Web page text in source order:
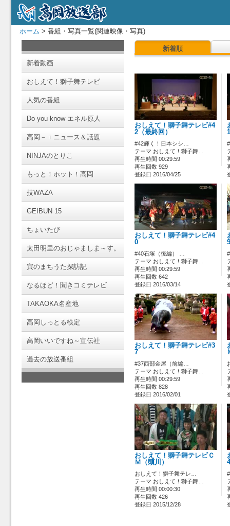
ホーム > 番組・写真一覧(関連映像・写真)
新着動画
おしえて！獅子舞テレビ
人気の番組
Do you know エネル原人
高岡－ｉニュース＆話題
NINJAのとりこ
もっと！ホット！高岡
技WAZA
GEIBUN 15
ちょいたび
太田明里のおじゃましま～す。
寅のまちうた探訪記
なるほど！聞きコミテレビ
TAKAOKA名産地
高岡しっとる検定
高岡いいですね～宣伝社
過去の放送番組
新着順
おしえて！獅子舞テレビ#4
2（最終回）
#42輝く！日本シシ…
テーマ おしえて！獅子舞…
再生時間 00:29:59
再生回数 929
登録日 2016/04/25
1
おしえて！獅子舞テレビ#4
0
#40石塚（後編） …
テーマ おしえて！獅子舞…
再生時間 00:29:59
再生回数 642
登録日 2016/03/14
9
おしえて！獅子舞テレビ#3
7
#37西部金屋（前編…
テーマ おしえて！獅子舞…
再生時間 00:29:59
再生回数 828
登録日 2016/02/01
おしえて！獅子舞テレビＣ
Ｍ（頭川）
おしえて！獅子舞テレ…
テーマ おしえて！獅子舞…
再生時間 00:00:30
再生回数 426
登録日 2015/12/28
4